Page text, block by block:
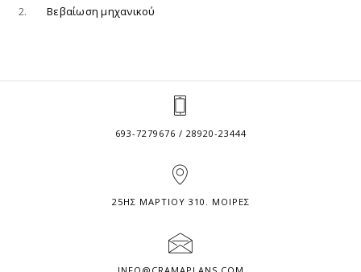
2. Βεβαίωση μηχανικού
693-7279676 / 28920-23444
25ΗΣ ΜΑΡΤΙΟΥ 310. ΜΟΙΡΕΣ